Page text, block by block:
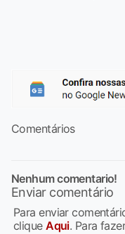
Comentários
Nenhum comentario!
Enviar comentário
Para enviar
cliqueAqui. Para